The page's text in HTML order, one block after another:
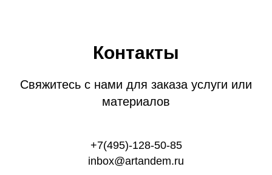
Контакты
Свяжитесь с нами для заказа услуги или
материалов
+7(495)-128-50-85
inbox@artandem.ru